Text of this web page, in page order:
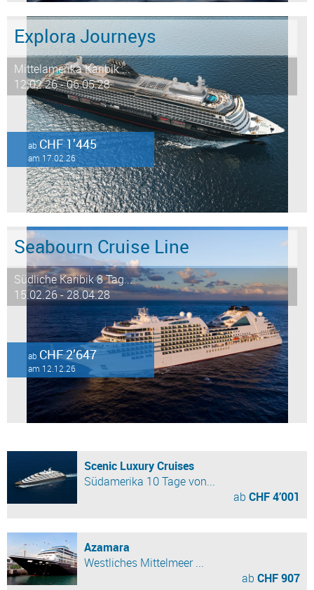
Explora Journeys
Mittelamerika Karibik ...
12.02.26 - 06.05.28
abCHF 1’445
am 17.02.26
Seabourn Cruise Line
Südliche Karibik 8 Tag...
15.02.26 - 28.04.28
ab CHF 2’647
am 12.12.26
Scenic Luxury Cruises
Südamerika 10 Tage von...
ab CHF 4’001
Azamara
Westliches Mittelmeer ...
ab CHF 907